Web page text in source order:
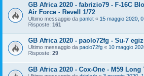
GB Africa 2020 - fabrizio79 - F-16C
Air Force - Revell 1/72
Ultimo messaggio da pankit « 15 maggio 2020,
Risposte: 161
GB Africa 2020 - paolo72fg - Su-7
Ultimo messaggio da paolo72fg « 10 maggio
Risposte: 29
GB Africa 2020 - Cox-One - M59 Long